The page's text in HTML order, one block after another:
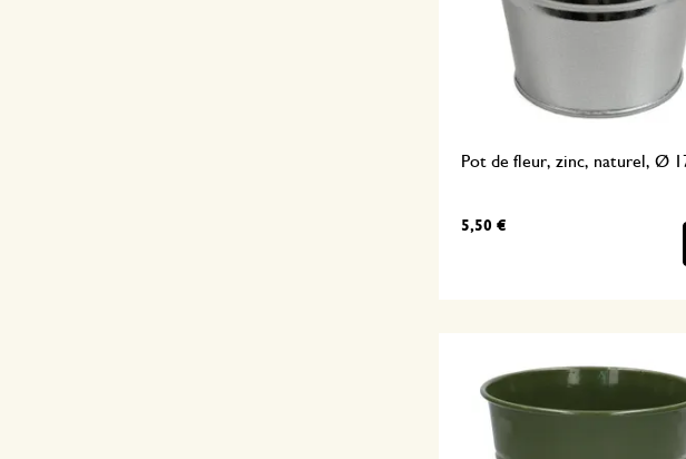
Pot de fleur, zinc, naturel, Ø
5,50 €